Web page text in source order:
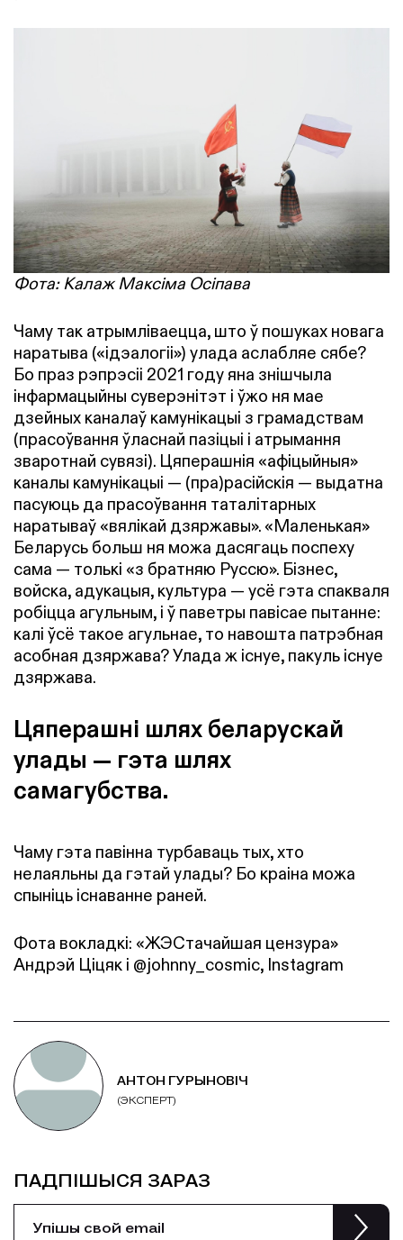
Фота: Калаж Максіма Осіпава
Чаму так атрымліваецца, што ў пошуках новага
наратыва («ідэалогіі») улада аслабляе сябе?
Бо праз рэпрэсіі 2021 году яна знішчыла
інфармацыйны суверэнітэт і ўжо ня мае
дзейных каналаў камунікацыі з грамадствам
(прасоўвання ўласнай пазіцыі і атрымання
зваротнай сувязі). Цяперашнія «афіцыйныя»
каналы камунікацыі — (пра)расійскія — выдатна
пасуюць да прасоўвання таталітарных
наратываў «вялікай дзяржавы». «Маленькая»
Беларусь больш ня можа дасягаць поспеху
сама — толькі «з братняю Руссю». Бізнес,
войска, адукацыя, культура — усё гэта спакваля
робіцца агульным, і ў паветры павісае пытанне:
калі ўсё такое агульнае, то навошта патрэбная
асобная дзяржава? Улада ж існуе, пакуль існуе
дзяржава.
Цяперашні шлях беларускай
улады — гэта шлях
самагубства.
Чаму гэта павінна турбаваць тых, хто
нелаяльны да гэтай улады? Бо краіна можа
спыніць існаванне раней.
Фота вокладкі: «ЖЭСтачайшая цензура»
Андрэй Ціцяк і @johnny_cosmic, Instagram
АНТОН ГУРЫНОВІЧ
(ЭКСПЕРТ)
ПАДПІШЫСЯ ЗАРАЗ